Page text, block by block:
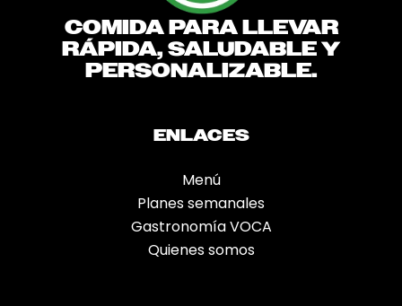
COMIDA PARA LLEVAR
RÁPIDA, SALUDABLE Y
PERSONALIZABLE.
ENLACES
Menú
Planes semanales
Gastronomía VOCA
Quienes somos